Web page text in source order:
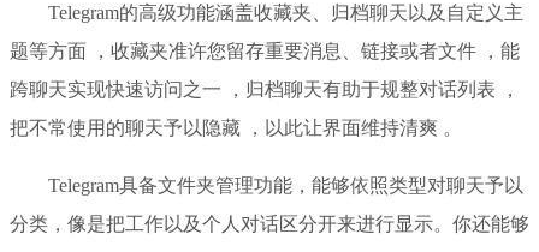
Telegram的高级功能涵盖收藏夹、归档聊天以及自定义主
题等方面 ，收藏夹准许您留存重要消息、链接或者文件 ，能
跨聊天实现快速访问之一 ，归档聊天有助于规整对话列表 ，
把不常使用的聊天予以隐藏 ，以此让界面维持清爽 。
Telegram具备文件夹管理功能，能够依照类型对聊天予以
分类，像是把工作以及个人对话区分开来进行显示。你还能够